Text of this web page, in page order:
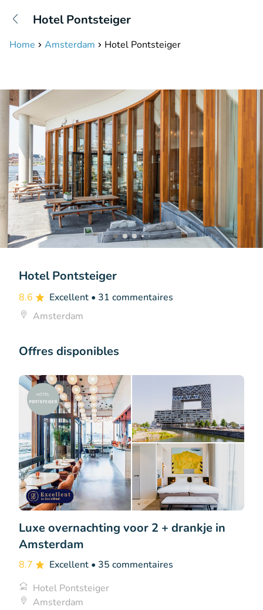
Hotel Pontsteiger
Home Amsterdam Hotel Pontsteiger
Hotel Pontsteiger
8.6 Excellent • 31 commentaires
Amsterdam
Offres disponibles
Luxe overnachting voor 2 + drankje in
Amsterdam
8.7 Excellent • 35 commentaires
Hotel Pontsteiger
Amsterdam